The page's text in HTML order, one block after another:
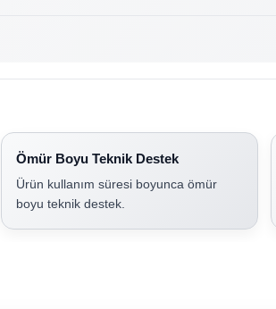
Ömür Boyu Teknik Destek
Ürün kullanım süresi boyunca ömür
boyu teknik destek.